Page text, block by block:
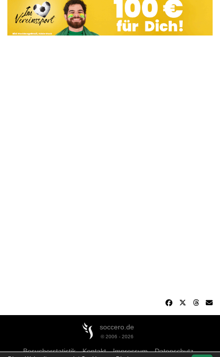
soccero.de
© 2006 - 2026
Besucherstatistik Kontakt Impressum Datenschutz